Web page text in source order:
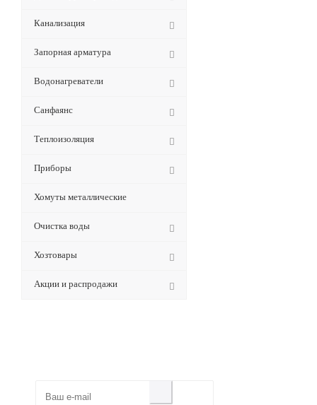
Канализация
Запорная арматура
Водонагреватели
Санфаянс
Теплоизоляция
Приборы
Хомуты металлические
Очистка воды
Хозтовары
Акции и распродажи